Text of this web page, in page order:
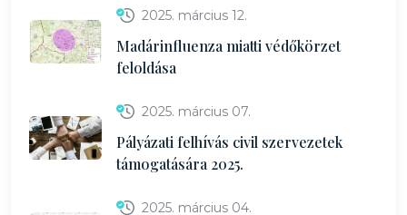
2025. március 12.
Madárinfluenza miatti védőkörzet
feloldása
2025. március 07.
Pályázati felhívás civil szervezetek
támogatására 2025.
2025. március 04.